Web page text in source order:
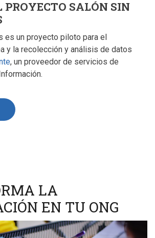
PROYECTO SALÓN SIN
es un proyecto piloto para el
y la recolección y análisis de datos
, un proveedor de servicios de
LA
EN TU ONG